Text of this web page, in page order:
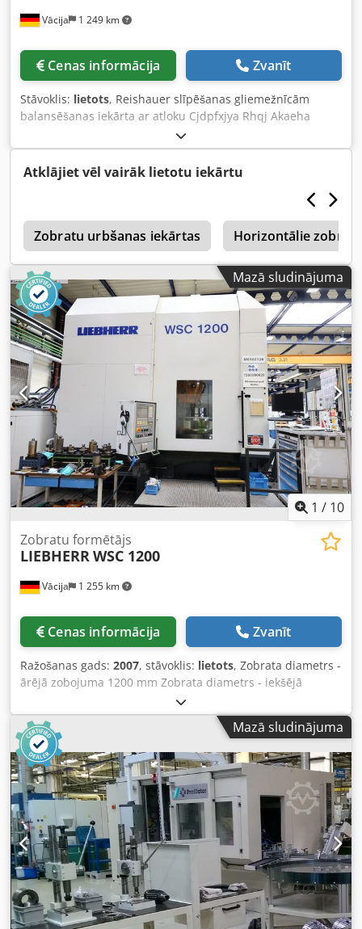
Vācija 1 249 km
Cenas informācija Zvanīt
Stāvoklis: lietots, Reishauer slīpēšanas gliemežnīcām
balansēšanas iekārta ar atloku Cjdpfxjya Rhqj Akaeha
Atklājiet vēl vairāk lietotu iekārtu
Zobratu urbšanas iekārtas Horizontālie
Mazā sludinājuma
1 / 10
Vācija 1 255 km
Zobratu formētājs
LIEBHERRWSC 1200
Cenas informācija Zvanīt
Ražošanas gads: 2007, stāvoklis: lietots, Zobrata diametrs -
ārējā zobojuma 1200 mm Zobrata diametrs - iekšējā
zobojuma 1200 mm Zobrata platums - max. 260 mm
Chedpsw Rf S Ejfx Akaoa Vadības sistēma Liebherr PC-NC
Sagādājamā detaļas diametrs - max. 1500 mm Galda
diametrs 900 mm Galdā cauruma diametrs 320 mm
Maksimālā galda slodze 95 kN Piedziņas jauda 30 kW
Dzesēšanas šķidruma sūknis 120 l/min Attālums starp
sitiena vārpstu un detaļas galdu 0-820 mm Sitiena vārpstas
diametrs 125 mm Instrumentu stiprināšana SK 45 DIN
Iekārtas svars apm. 26 t Telpas prasības apm. 8,073 x 6,183
x 4,375 m Soļi: - Soļa garums min./maks. - 0 mm / 270 mm -
Soļa garuma regulējamība - 270 mm - Dubultsoļu skaits
minūtē - 10 līdz 270 DH/min Aprīkojums/piederumi: -
Skaidu transportieris - Zobrata turētāja stiprinājums SK 45
DIN - Dzesētājs - Tehniskā dokumentācija
Mazā sludinājuma